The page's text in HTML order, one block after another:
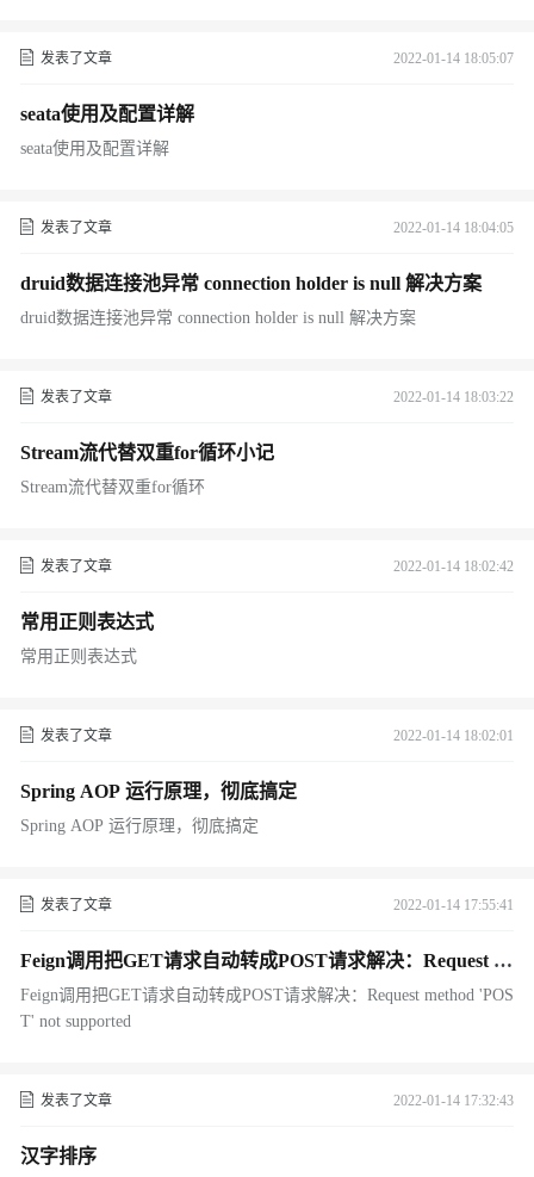
发表了文章 2022-01-14 18:05:07
seata使用及配置详解
seata使用及配置详解
发表了文章 2022-01-14 18:04:05
druid数据连接池异常 connection holder is null 解决方案
druid数据连接池异常 connection holder is null 解决方案
发表了文章 2022-01-14 18:03:22
Stream流代替双重for循环小记
Stream流代替双重for循环
发表了文章 2022-01-14 18:02:42
常用正则表达式
常用正则表达式
发表了文章 2022-01-14 18:02:01
Spring AOP 运行原理，彻底搞定
Spring AOP 运行原理，彻底搞定
发表了文章 2022-01-14 17:55:41
Feign调用把GET请求自动转成POST请求解决：Request m
ethod 'POST' not supported
Feign调用把GET请求自动转成POST请求解决：Request method 'POS
T' not supported
发表了文章 2022-01-14 17:32:43
汉字排序